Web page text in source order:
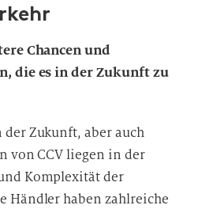
Chancen und
die es in der Zukunft zu
Zukunft, aber auch
von CCV liegen in der
Komplexität der
Händler haben zahlreiche